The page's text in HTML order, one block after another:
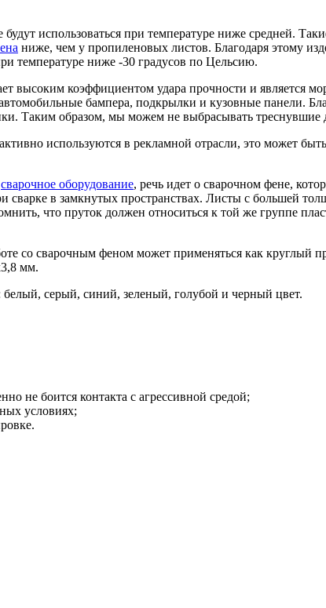
использоваться при температуре ниже средней.
ниже, чем у пропиленовых листов. Благодаря этому
температуре ниже -30 градусов по Цельсию.
коэффициентом удара прочности и является
бампера, подкрылки и кузовные панели.
Таким образом, мы можем не выбрасывать треснувшие
используются в рекламной отрасли, это может
сварочное оборудование, речь идет о сварочном фене,
в замкнутых пространствах. Листы с большей
что пруток должен относиться к той же группе
со сварочным феном может применяться как круглый
мм.
серый, синий, зеленый, голубой и черный цвет.
не боится контакта с агрессивной средой;
условиях;